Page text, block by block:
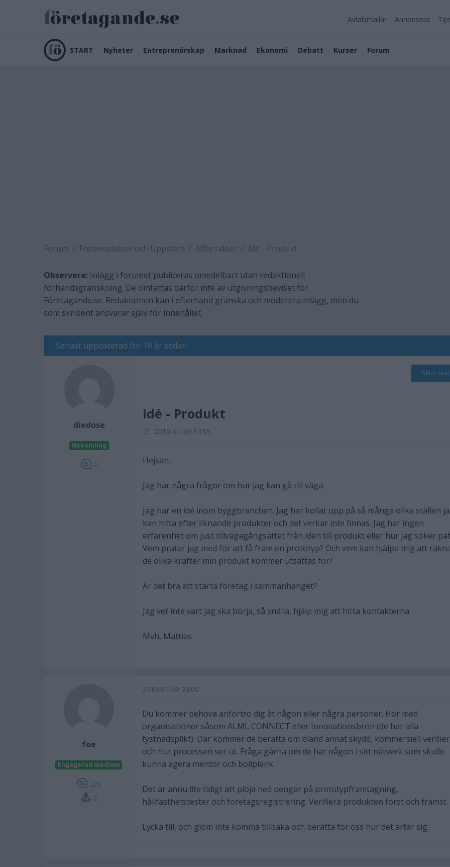
Avtalsmallar Annonsera
START Nyheter Entreprenörskap Marknad Ekonomi Debatt Kurser Forum
Forum Förberedelser och Uppstart Affärsidéer Idé - Produkt
Observera: Inlägg i forumet publiceras omedelbart utan redaktionell
förhandsgranskning. De omfattas därför inte av utgivningsbeviset för
Företagande.se. Redaktionen kan i efterhand granska och moderera inlägg, men du
som skribent ansvarar själv för innehållet.
Senast uppdaterad för 16 år sedan
diedose
Nykomling
2
Skriv svar
Idé - Produkt
2010-01-09 13:59
Hejsan.
Jag har några frågor om hur jag kan gå till väga.
Jag har en idé inom byggbranchen. Jag har kollat upp på så många olika ställen
kan hitta efter liknande produkter och det verkar inte finnas. Jag har ingen
erfarenhet om just tillvägagångsättet från idén till produkt eller hur jag söker
Vem pratar jag med för att få fram en prototyp? Och vem kan hjälpa mig att
de olika krafter min produkt kommer utsättas för?
Är det bra att starta företag i sammanhanget?
Jag vet inte vart jag ska börja, så snälla, hjälp mig att hitta kontakterna.
Mvh, Mattias
foe
Engagerad medlem
223
2
2010-01-09 23:00
Du kommer behöva anförtro dig åt någon eller några personer. Hör med
organisationer såsom ALMI, CONNECT eller Innovationsbron (de har alla
tystnadsplikt). Där kommer de berätta om bland annat skydd, kommersiell
och hur processen ser ut. Fråga gärna om de har någon i sitt nätverk som skulle
kunna agera mentor och bollplank.
Det är ännu lite tidigt att plöja ned pengar på prototypframtagning,
hållfasthetstester och företagsregistrering. Verifiera produkten först och främst.
Lycka till, och glöm inte komma tillbaka och berätta för oss hur det artar sig.